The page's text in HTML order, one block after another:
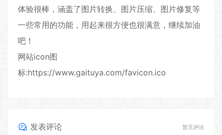
体验很棒，涵盖了图片转换、图片压缩、图片修复等
一些常用的功能，用起来很方便也很满意，继续加油
吧！
网站icon图
标:https://www.gaituya.com/favicon.ico
发表评论 暂无评论